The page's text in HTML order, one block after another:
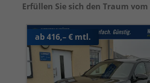
Erfüllen Sie sich den Traum
ab 416,– € mtl.